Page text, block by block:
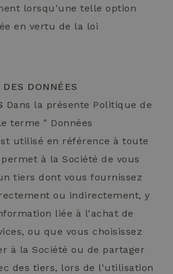
lorsqu'une telle option
en vertu de la loi
DONNÉES
Dans la présente Politique de
terme " Données
utilisé en référence à toute
à la Société de vous
tiers dont vous fournissez
ou indirectement, y
liée à l'achat de
ou que vous choisissez
à la Société ou de partager
des tiers, lors de l'utilisation